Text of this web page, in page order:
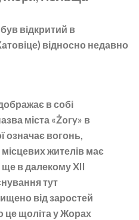
відкритий в
відносно недавно
в собі
міста «Żory» в
означає вогонь,
жителів має
в далекому XII
тут
від заростей
це щоліта у Жорах